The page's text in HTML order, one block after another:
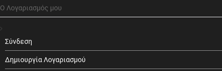
Ο Λογαριασμός μου
Σύνδεση
Δημιουργία Λογαριασμού